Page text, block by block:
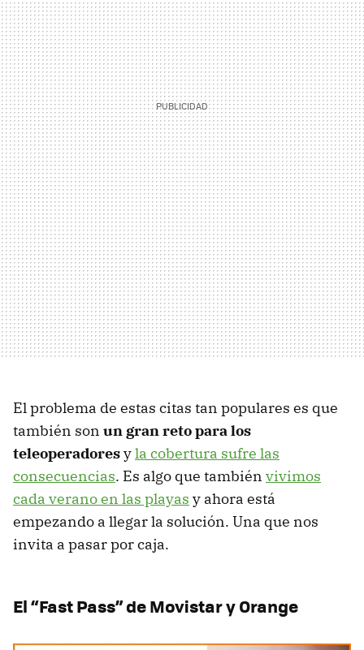
El problema de estas citas tan populares es que
también son un gran reto para los
teleoperadoresyla cobertura sufre las
consecuencias. Es algo que también vivimos
cada verano en las playas y ahora está
empezando a llegar la solución. Una que nos
invita a pasar por caja.
El “Fast Pass” de Movistar y Orange